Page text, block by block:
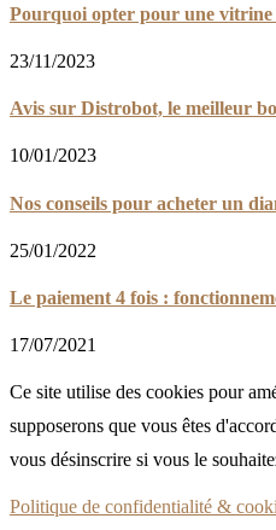
Pourquoi opter pour une vitrine
23/11/2023
Avis sur Distrobot, le meilleur
10/01/2023
Nos conseils pour acheter un
25/01/2022
Le paiement 4 fois :
17/07/2021
Ce site utilise des cookies pour
supposerons que vous êtes
vous désinscrire si vous le
Politique de confidentialité &